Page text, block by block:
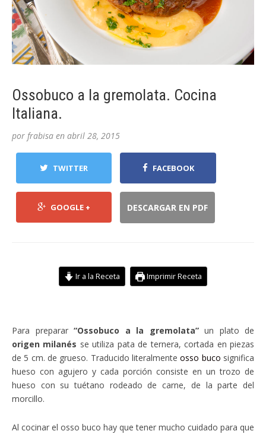
Ossobuco a la gremolata. Cocina
Italiana.
por frabisa en abril 28, 2015
TWITTER FACEBOOK
GOOGLE + DESCARGAR EN PDF
Ir a la Receta Imprimir Receta
Para preparar “Ossobuco a la gremolata”un plato de
origen milanés se utiliza pata de ternera, cortada en piezas
de 5 cm. de grueso. Traducido literalmenteosso buco significa
hueso con agujero y cada porción consiste en un trozo de
hueso con su tuétano rodeado de carne, de la parte del
morcillo.
Al cocinar el osso buco hay que tener mucho cuidado para que